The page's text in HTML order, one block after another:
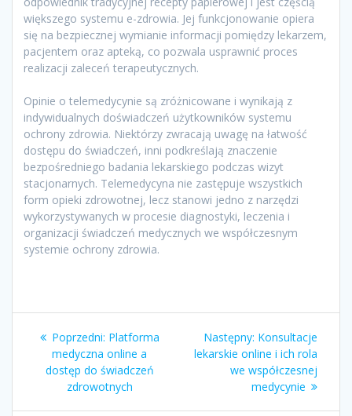
większego systemu e-zdrowia. Jej funkcjonowanie opiera
się na bezpiecznej wymianie informacji pomiędzy lekarzem,
pacjentem oraz apteką, co pozwala usprawnić proces
realizacji zaleceń terapeutycznych.
Opinie o telemedycynie są zróżnicowane i wynikają z
indywidualnych doświadczeń użytkowników systemu
ochrony zdrowia. Niektórzy zwracają uwagę na łatwość
dostępu do świadczeń, inni podkreślają znaczenie
bezpośredniego badania lekarskiego podczas wizyt
stacjonarnych. Telemedycyna nie zastępuje wszystkich
form opieki zdrowotnej, lecz stanowi jedno z narzędzi
wykorzystywanych w procesie diagnostyki, leczenia i
organizacji świadczeń medycznych we współczesnym
systemie ochrony zdrowia.
Nawigacja
wpisu
Poprzedni: Poprzedni
wpis:
Platforma
medyczna online a
dostęp do świadczeń
zdrowotnych
Następny: Następny
wpis:
Konsultacje
lekarskie online i ich rola
we współczesnej
medycynie